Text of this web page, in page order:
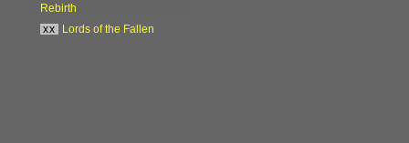
Rebirth
xx
Lords of the Fallen